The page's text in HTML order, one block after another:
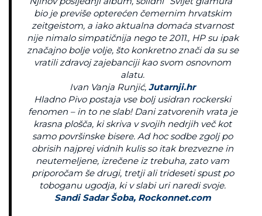
bio je previše opterećen čemernim hrvatskim
zeitgeistom, a iako aktualna domaća stvarnost
nije nimalo simpatičnija nego te 2011., HP su ipak
značajno bolje volje, što konkretno znači da su se
vratili zdravoj zajebanciji kao svom osnovnom
alatu.
Ivan Vanja Runjić, Jutarnji.hr
Hladno Pivo postaja vse bolj usidran rockerski
fenomen – in to ne slab! Dani zatvorenih vrata je
krasna plošča, ki skriva v svojih nedrjih več kot
samo površinske bisere. Ad hoc sodbe zgolj po
obrisih najprej vidnih kulis so itak brezvezne in
neutemeljene, izrečene iz trebuha, zato vam
priporočam še drugi, tretji ali trideseti spust po
toboganu ugodja, ki v slabi uri naredi svoje.
Sandi Sadar Šoba, Rockonnet.com